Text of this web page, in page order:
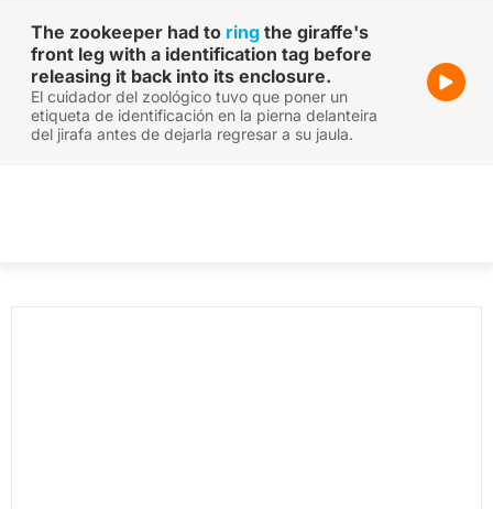
The zookeeper had to ring the giraffe's
front leg with a identification tag before
releasing it back into its enclosure.
El cuidador del zoológico tuvo que poner un
etiqueta de identificación en la pierna delanteira
del jirafa antes de dejarla regresar a su jaula.